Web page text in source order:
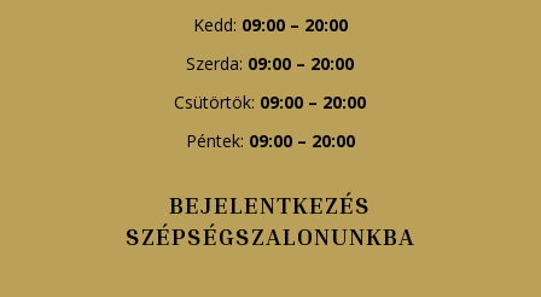
Kedd: 09:00 – 20:00
Szerda: 09:00 – 20:00
Csütörtök: 09:00 – 20:00
Péntek: 09:00 – 20:00
BEJELENTKEZÉS
SZÉPSÉGSZALONUNKBA